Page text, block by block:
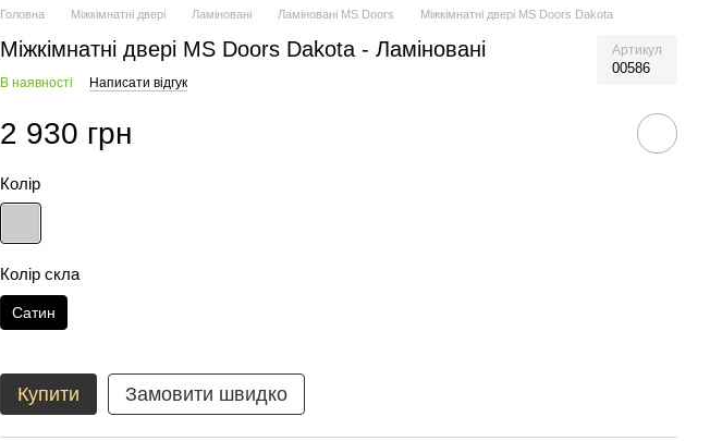
Головна Міжкімнатні двері Ламіновані Ламіновані MS Doors Міжкімнатні двері MS Doors Dakota
Міжкімнатні двері MS Doors Dakota - Ламіновані Артикул
00586
В наявності Написати відгук
2 930 грн
Колір
Колір скла
Сатин
Купити Замовити швидко